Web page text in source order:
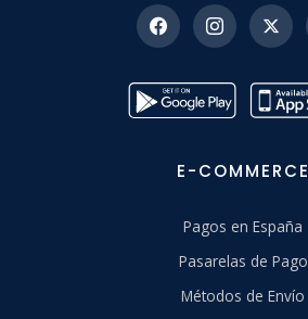
E-COMMERCE
Pagos en España
Pasarelas de Pago
Métodos de Envío